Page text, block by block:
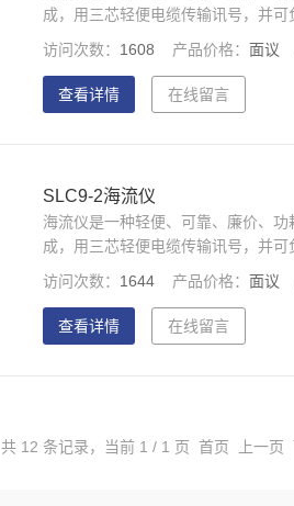
成，用三芯轻便电缆传输讯号，并可
访问次数： 1608 产品价格：面议
查看详情 在线留言
SLC9-2海流仪
海流仪是一种轻便、可靠、廉价、
成，用三芯轻便电缆传输讯号，并可
访问次数： 1644 产品价格：面议
查看详情 在线留言
共 12 条记录，当前 1 / 1 页 首页 上一